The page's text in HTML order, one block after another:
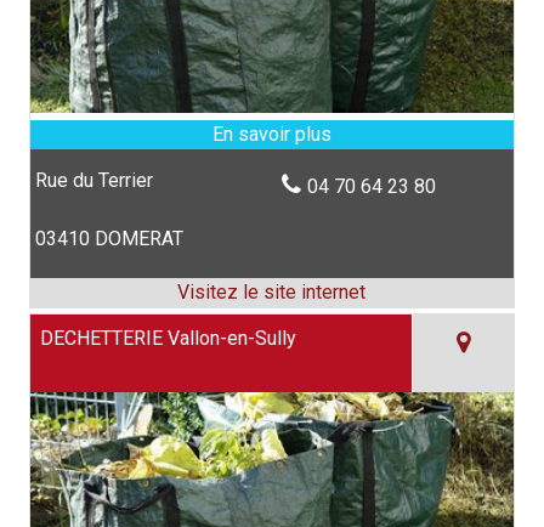
Rue du Terrier
03410 DOMERAT
04 70 64 23 80
DECHETTERIE Vallon-en-Sully